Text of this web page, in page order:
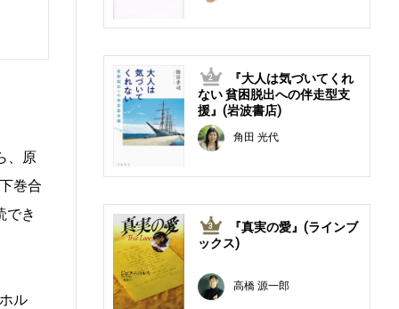
、原
巻合
でき
ル
2
『大人は気づいてくれ
ない 貧困脱出への伴走型支
援』(岩波書店)
角田 光代
3
『真実の愛』(ラインブ
ックス)
高橋 源一郎